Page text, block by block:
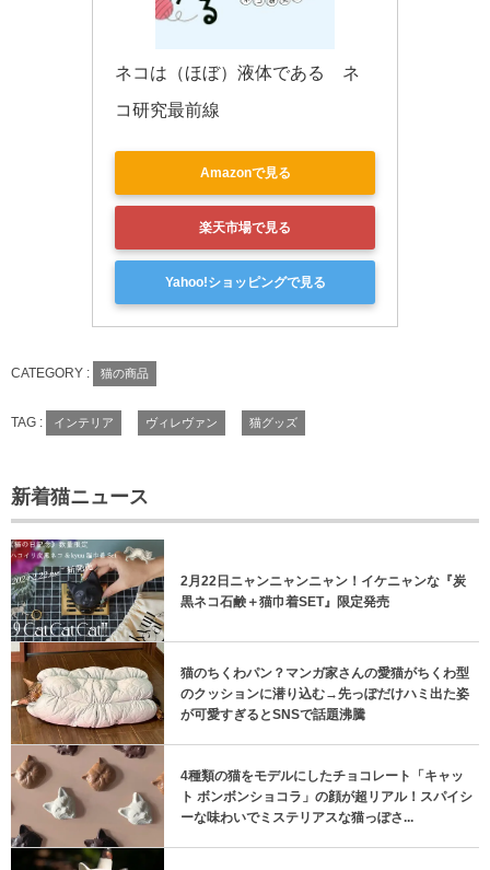
ネコは（ほぼ）液体である　ネ
コ研究最前線
Amazonで見る
楽天市場で見る
Yahoo!ショッピングで見る
CATEGORY : 猫の商品
TAG : インテリア ヴィレヴァン 猫グッズ
新着猫ニュース
2月22日ニャンニャンニャン！イケニャンな『炭
黒ネコ石鹸＋猫巾着SET』限定発売
猫のちくわパン？マンガ家さんの愛猫がちくわ型
のクッションに潜り込む→先っぽだけハミ出た姿
が可愛すぎるとSNSで話題沸騰
4種類の猫をモデルにしたチョコレート「キャッ
ト ボンボンショコラ」の顔が超リアル！スパイシ
ーな味わいでミステリアスな猫っぽさ...